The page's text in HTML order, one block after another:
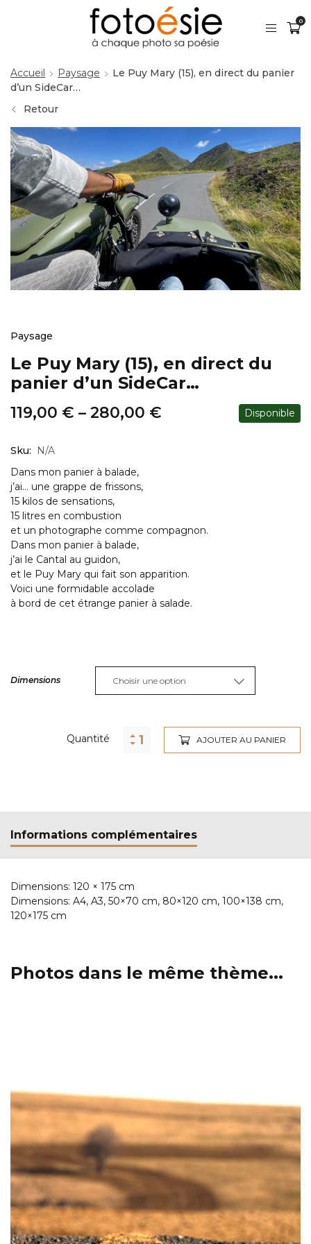
0
Accueil Paysage
Le Puy Mary (15), en direct du panier
d’un SideCar…
Retour
Paysage
Le Puy Mary (15), en direct du
panier d’un SideCar…
119,00 € – 280,00 € Disponible
Sku:
N/A
Dans mon panier à balade,
j’ai… une grappe de frissons,
15 kilos de sensations,
15 litres en combustion
et un photographe comme compagnon.
Dans mon panier à balade,
j’ai le Cantal au guidon,
et le Puy Mary qui fait son apparition.
Voici une formidable accolade
à bord de cet étrange panier à salade.
Dimensions
Quantité AJOUTER AU PANIER
Informations complémentaires
Dimensions: 120 × 175 cm
Dimensions: A4, A3, 50×70 cm, 80×120 cm, 100×138 cm,
120×175 cm
Photos dans le même thème...